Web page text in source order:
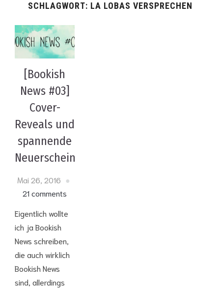
SCHLAGWORT: LA LOBAS VERSPRECHEN
[Bookish
News #03]
Cover-
Reveals und
spannende
Neuerscheinungen!
Mai 26, 2016
21 comments
Eigentlich wollte
ich ja Bookish
News schreiben,
die auch wirklich
Bookish News
sind, allerdings